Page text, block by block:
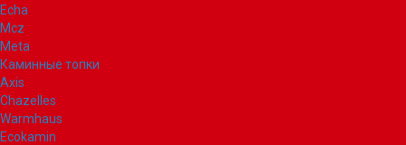
Echa
Mcz
Meta
Каминные топки
Axis
Chazelles
Warmhaus
Ecokamin